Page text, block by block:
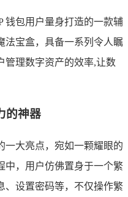
钱包用户量身打造的一款辅
法宝盒，具备一系列令人瞩
管理数字资产的效率,让数
的神器
一大亮点，宛如一颗耀眼的
中，用户仿佛置身于一个繁
、设置密码等，不仅操作繁